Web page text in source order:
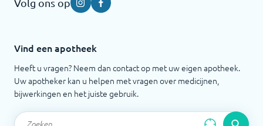
InstagramFacebook
Vind een apotheek
Heeft u vragen? Neem dan contact op met uw eigen apotheek.
Uw apotheker kan u helpen met vragen over medicijnen,
bijwerkingen en het juiste gebruik.